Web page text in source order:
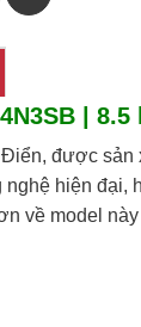
|
được sản
hiện đại,
về model này